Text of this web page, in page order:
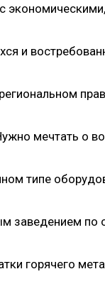
и
мечтать о
типе
заведением
горячего